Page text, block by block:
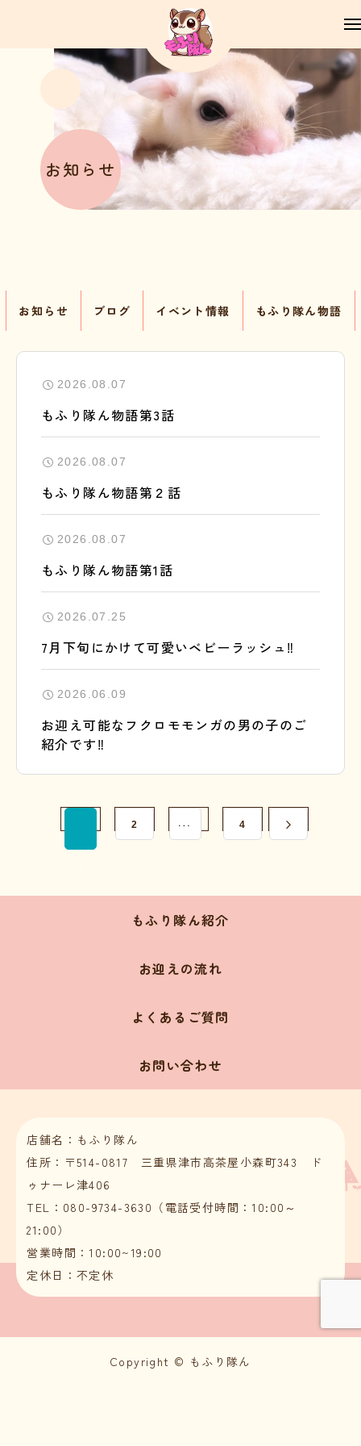
お知らせ
お知らせ ブログ イベント情報 もふり隊ん物語
2026.08.07
もふり隊ん物語第3話
2026.08.07
もふり隊ん物語第２話
2026.08.07
もふり隊ん物語第1話
2026.07.25
7月下旬にかけて可愛いベビーラッシュ‼️
2026.06.09
お迎え可能なフクロモモンガの男の子のご
紹介です‼️
2 4
もふり隊ん紹介
お迎えの流れ
よくあるご質問
お問い合わせ
店舗名：もふり隊ん
住所：〒514-0817 三重県津市高茶屋小森町343 ド
ゥナーレ津406
TEL：080-9734-3630（電話受付時間：10:00～
21:00）
営業時間：10:00~19:00
定休日：不定休
Copyright © もふり隊ん